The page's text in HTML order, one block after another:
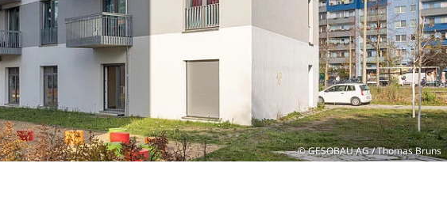
GESOBAU AG / Thomas Bruns